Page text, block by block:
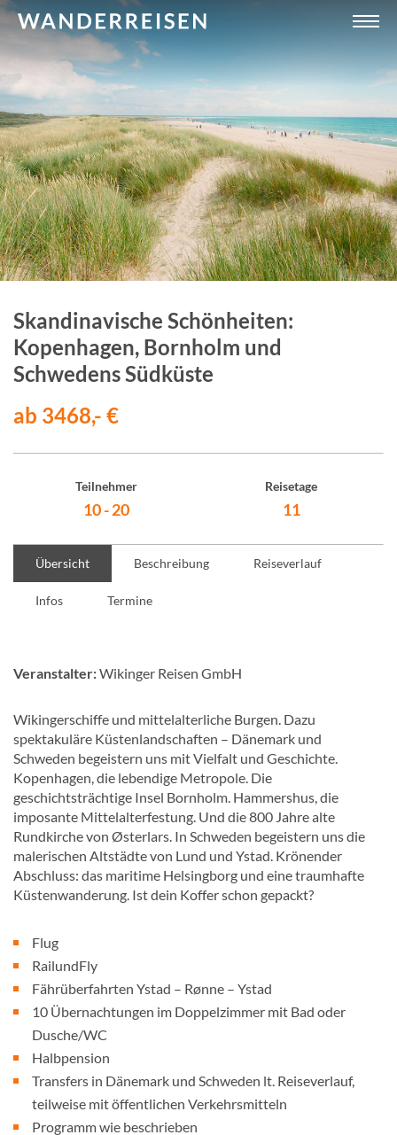
Skandinavische Schönheiten:
Kopenhagen, Bornholm und
Schwedens Südküste
ab 3468,- €
Teilnehmer
10 - 20
Reisetage
11
Übersicht Beschreibung Reiseverlauf
Infos Termine
Veranstalter:Wikinger Reisen GmbH
Wikingerschiffe und mittelalterliche Burgen. Dazu
spektakuläre Küstenlandschaften – Dänemark und
Schweden begeistern uns mit Vielfalt und Geschichte.
Kopenhagen, die lebendige Metropole. Die
geschichtsträchtige Insel Bornholm. Hammershus, die
imposante Mittelalterfestung. Und die 800 Jahre alte
Rundkirche von Østerlars. In Schweden begeistern uns die
malerischen Altstädte von Lund und Ystad. Krönender
Abschluss: das maritime Helsingborg und eine traumhafte
Küstenwanderung. Ist dein Koffer schon gepackt?
Flug
RailundFly
Fährüberfahrten Ystad – Rønne – Ystad
10 Übernachtungen im Doppelzimmer mit Bad oder
Dusche/WC
Halbpension
Transfers in Dänemark und Schweden lt. Reiseverlauf,
teilweise mit öffentlichen Verkehrsmitteln
Programm wie beschrieben